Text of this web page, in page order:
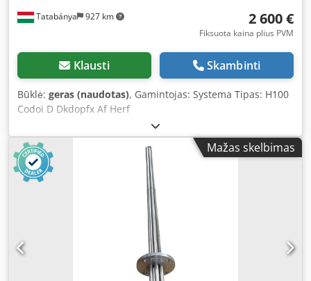
Tatabánya 927 km 2 600 €
Fiksuota kaina plius PVM
Klausti Skambinti
Būklė: geras (naudotas), Gamintojas: Systema Tipas: H100
Codoi D Dkdopfx Af Herf
Mažas skelbimas